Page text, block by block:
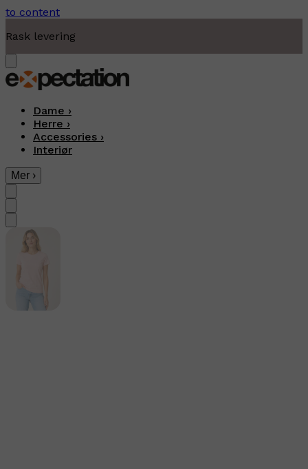
to content
Moderne fritidsklær
Dame ›
Herre ›
Accessories ›
Interiør
Mer ›